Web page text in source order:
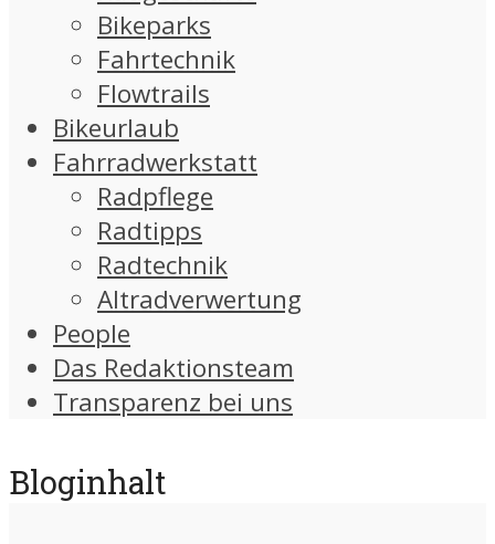
Bikeparks
Fahrtechnik
Flowtrails
Bikeurlaub
Fahrradwerkstatt
Radpflege
Radtipps
Radtechnik
Altradverwertung
People
Das Redaktionsteam
Transparenz bei uns
Bloginhalt